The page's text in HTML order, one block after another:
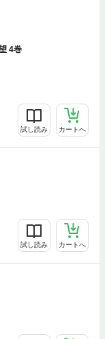
4巻
試し読み カートへ
試し読み カートへ